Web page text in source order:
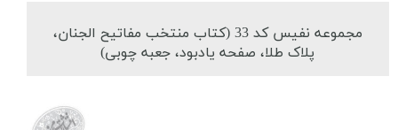
مجموعه نفیس کد 33 (کتاب منتخب مفاتیح الجنان،
پلاک طلا، صفحه یادبود، جعبه چوبی)